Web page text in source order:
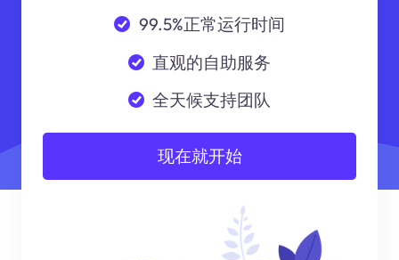
99.5%正常运行时间
直观的自助服务
全天候支持团队
现在就开始